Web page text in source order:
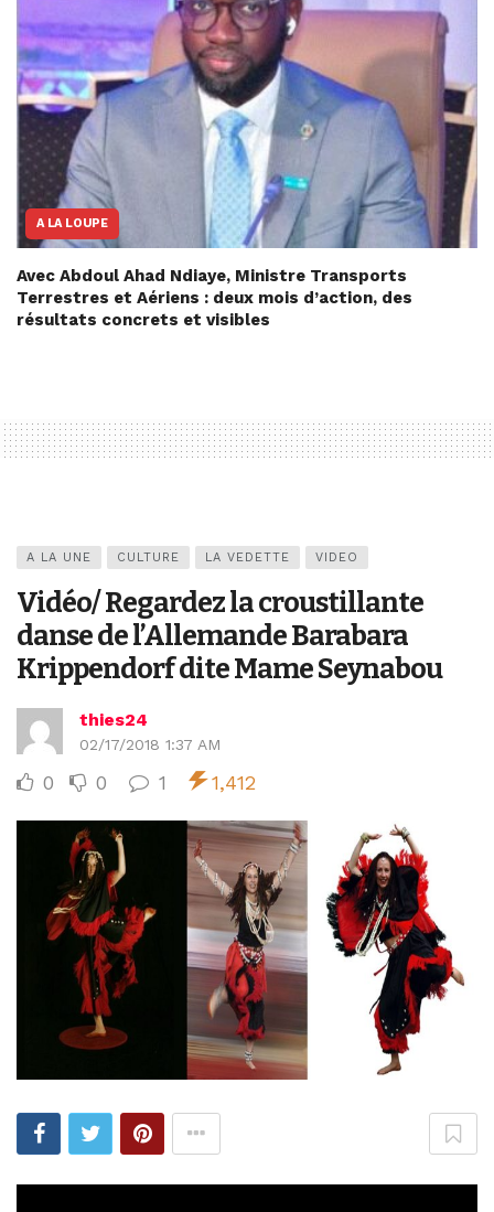
A LA LOUPE
Avec Abdoul Ahad Ndiaye, Ministre Transports
Terrestres et Aériens : deux mois d’action, des
résultats concrets et visibles
A LA UNE CULTURE LA VEDETTE VIDEO
Vidéo/ Regardez la croustillante
danse de l’Allemande Barabara
Krippendorf dite Mame Seynabou
thies24
02/17/2018 1:37 AM
0 0 1 1,412